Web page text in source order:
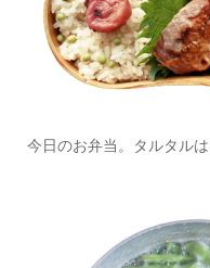
今日のお弁当。タルタル